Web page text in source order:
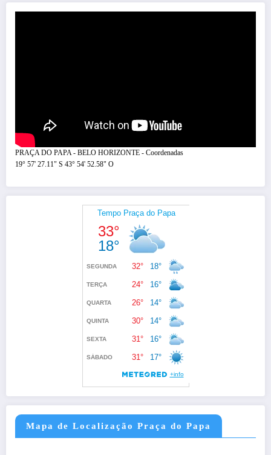
PRAÇA DO PAPA - BELO HORIZONTE - Coordenadas
19° 57' 27.11" S 43° 54' 52.58" O
Mapa de Localização Praça do Papa